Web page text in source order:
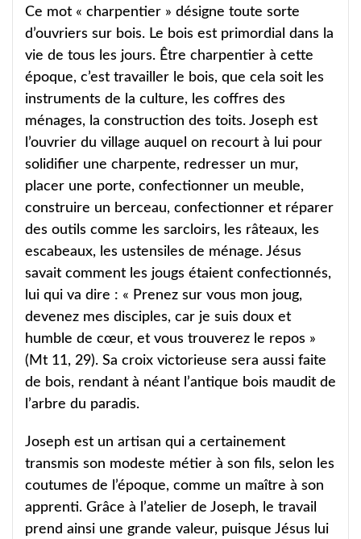
Ce mot « charpentier » désigne toute sorte
d’ouvriers sur bois. Le bois est primordial dans la
vie de tous les jours. Être charpentier à cette
époque, c’est travailler le bois, que cela soit les
instruments de la culture, les coffres des
ménages, la construction des toits. Joseph est
l’ouvrier du village auquel on recourt à lui pour
solidifier une charpente, redresser un mur,
placer une porte, confectionner un meuble,
construire un berceau, confectionner et réparer
des outils comme les sarcloirs, les râteaux, les
escabeaux, les ustensiles de ménage. Jésus
savait comment les jougs étaient confectionnés,
lui qui va dire : « Prenez sur vous mon joug,
devenez mes disciples, car je suis doux et
humble de cœur, et vous trouverez le repos »
(Mt 11, 29). Sa croix victorieuse sera aussi faite
de bois, rendant à néant l’antique bois maudit de
l’arbre du paradis.
Joseph est un artisan qui a certainement
transmis son modeste métier à son fils, selon les
coutumes de l’époque, comme un maître à son
apprenti. Grâce à l’atelier de Joseph, le travail
prend ainsi une grande valeur, puisque Jésus lui